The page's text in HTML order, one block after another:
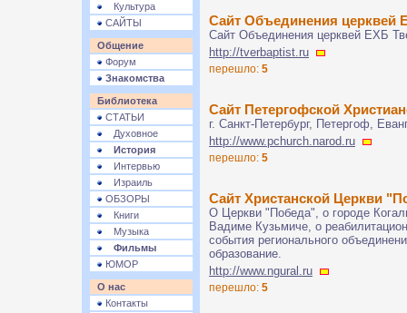
Культура
САЙТЫ
Общение
Форум
Знакомства
Библиотека
СТАТЬИ
Духовное
История
Интервью
Израиль
ОБЗОРЫ
Книги
Музыка
Фильмы
ЮМОР
О нас
Контакты
Сайт Объединения церквей
Сайт Объединения церквей ЕХБ
http://tverbaptist.ru
перешло: 5
Сайт Петергофской
г. Санкт-Петербург, Петергоф,
http://www.pchurch.narod.ru
перешло: 5
Сайт Христанской Церкви
О Церкви "Победа", о городе
Вадиме Кузьмиче, о
события регионального
образование.
http://www.ngural.ru
перешло: 5